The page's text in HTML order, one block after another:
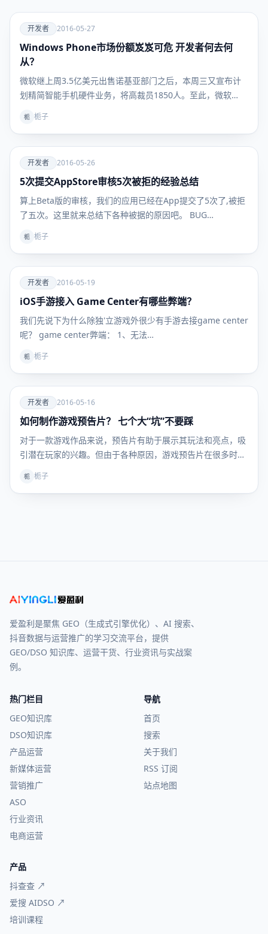
爱
开发者
开发者 2016-05-27
Windows Phone市场份额岌岌可危 开发者何去何
从？
微软继上周3.5亿美元出售诺基亚部门之后，本周三又宣布计
划精简智能手机硬件业务，将高裁员1850人。至此，微软…
栀 栀子
爱
开发者
开发者 2016-05-26
5次提交AppStore审核5次被拒的经验总结
算上Beta版的审核，我们的应用已经在App提交了5次了,被拒
了五次。这里就来总结下各种被据的原因吧。 BUG…
栀 栀子
爱
开发者
开发者 2016-05-19
iOS手游接入 Game Center有哪些弊端？
我们先说下为什么除独'立游戏外很少有手游去接game center
呢？ game center弊端： 1、无法…
栀 栀子
爱
开发者
开发者 2016-05-16
如何制作游戏预告片？ 七个大“坑”不要踩
对于一款游戏作品来说，预告片有助于展示其玩法和亮点，吸
引潜在玩家的兴趣。但由于各种原因，游戏预告片在很多时候
栀 栀子
爱盈利是聚焦 GEO（生成式引擎优化）、AI 搜索、
抖音数据与运营推广的学习交流平台，提供
GEO/DSO 知识库、运营干货、行业资讯与实战案
例。
热门栏目
GEO知识库
DSO知识库
产品运营
新媒体运营
营销推广
ASO
行业资讯
电商运营
导航
首页
搜索
关于我们
RSS 订阅
站点地图
产品
抖查查 ↗
爱搜 AIDSO ↗
培训课程